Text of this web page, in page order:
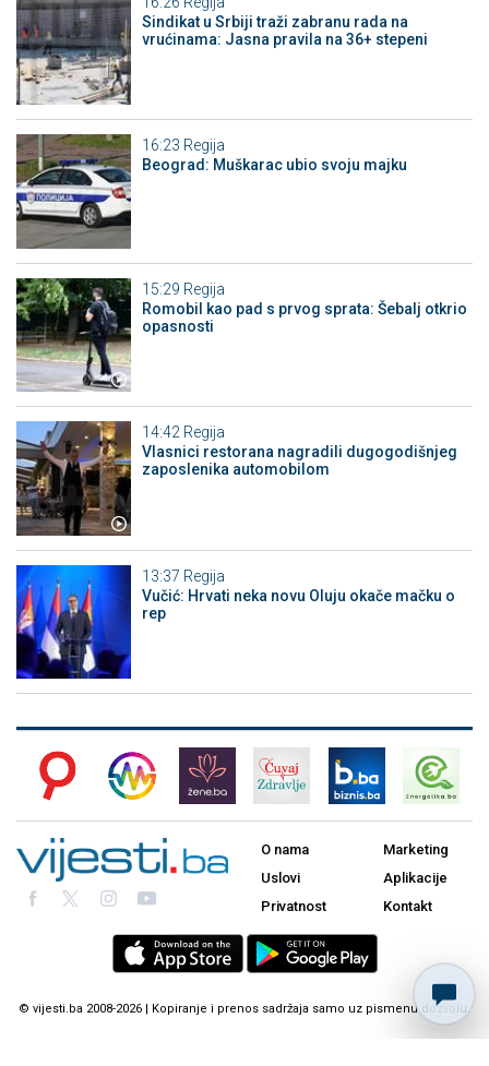
Sindikat u Srbiji traži zabranu rada na
vrućinama: Jasna pravila na 36+ stepeni
16:23 Regija
Beograd: Muškarac ubio svoju majku
15:29 Regija
Romobil kao pad s prvog sprata: Šebalj otkrio
opasnosti
14:42 Regija
Vlasnici restorana nagradili dugogodišnjeg
zaposlenika automobilom
13:37 Regija
Vučić: Hrvati neka novu Oluju okače mačku o
rep
O nama
Uslovi
Privatnost
Marketing
Aplikacije
Kontakt
© vijesti.ba 2008-2026 | Kopiranje i prenos sadržaja samo uz pismenu dozvolu.